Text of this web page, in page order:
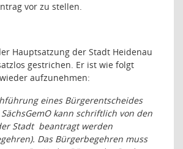
vor zu stellen.
Hauptsatzung der Stadt Heidenau
gestrichen. Er ist wie folgt
aufzunehmen:
eines Bürgerentscheides
kann schriftlich von den
Stadt beantragt werden
Das Bürgerbegehren muss